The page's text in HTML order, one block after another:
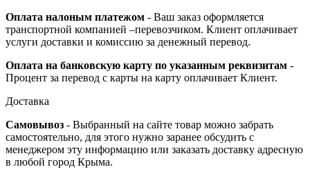
Оплата налоным платежом - Ваш заказ оформляется
транспортной компанией –перевозчиком. Клиент оплачивает
услуги доставки и комиссию за денежный перевод.
Оплата на банковскую карту по указанным реквизитам -
Процент за перевод с карты на карту оплачивает Клиент.
Доставка
Самовывоз - Выбранный на сайте товар можно забрать
самостоятельно, для этого нужно заранее обсудить с
менеджером эту информацию или заказать доставку адресную
в любой город Крыма.